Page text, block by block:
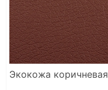
Экокожа коричневая